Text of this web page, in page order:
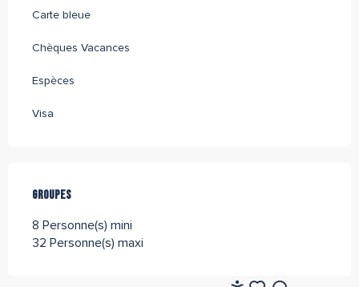
Carte bleue
Chèques Vacances
Espèces
Visa
Groupes
Groupes
8 Personne(s) mini
32 Personne(s) maxi